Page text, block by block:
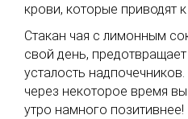
крови, которые приводят
Стакан чая с лимонным
свой день,
усталость
через некоторое время
утро намного позитивнее!